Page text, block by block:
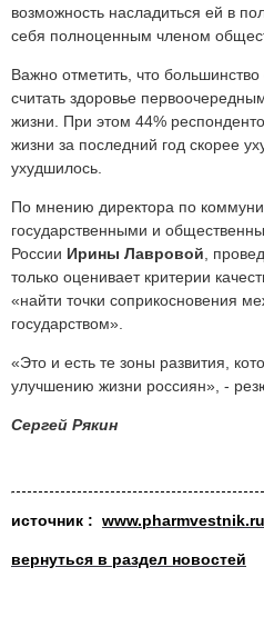
возможность насладиться ей в
себя полноценным членом
Важно отметить, что
считать здоровье
жизни. При этом 44%
жизни за последний год скорее
ухудшилось.
По мнению директора по
государственными и
России Ирины Лавровой ,
только оценивает критерии
«найти точки соприкосновения
государством».
«Это и есть те зоны развития,
улучшению жизни россиян», -
Сергей Рякин
источник : www.pharmvestnik.ru
вернуться в раздел новостей